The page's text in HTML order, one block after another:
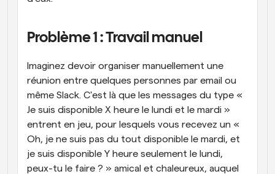
Problème 1 : Travail manuel
Imaginez devoir organiser manuellement une
réunion entre quelques personnes par email ou
même Slack. C'est là que les messages du type «
Je suis disponible X heure le lundi et le mardi »
entrent en jeu, pour lesquels vous recevez un «
Oh, je ne suis pas du tout disponible le mardi, et
je suis disponible Y heure seulement le lundi,
peux-tu le faire ? » amical et chaleureux, auquel